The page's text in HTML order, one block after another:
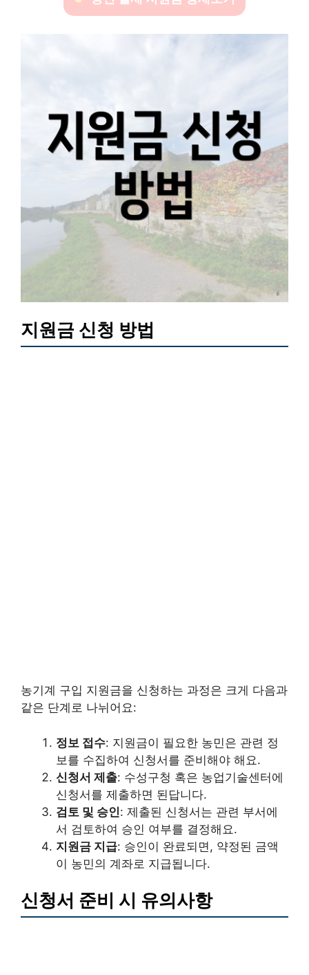
지원금 신청 방법
농기계 구입 지원금을 신청하는 과정은 크게 다음과
같은 단계로 나뉘어요:
정보 접수: 지원금이 필요한 농민은 관련 정
보를 수집하여 신청서를 준비해야 해요.
신청서 제출: 수성구청 혹은 농업기술센터에
신청서를 제출하면 된답니다.
검토 및 승인: 제출된 신청서는 관련 부서에
서 검토하여 승인 여부를 결정해요.
지원금 지급: 승인이 완료되면, 약정된 금액
이 농민의 계좌로 지급됩니다.
신청서 준비 시 유의사항